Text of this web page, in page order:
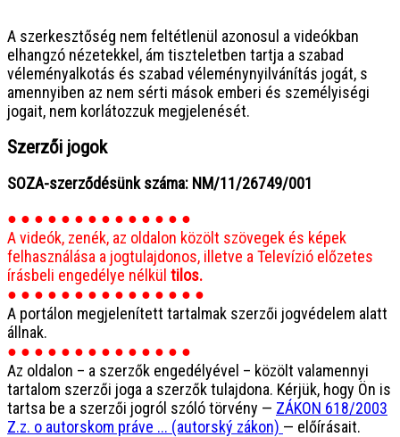
A szerkesztőség nem feltétlenül azonosul a videókban
elhangzó nézetekkel, ám tiszteletben tartja a szabad
véleményalkotás és szabad véleménynyilvánítás jogát, s
amennyiben az nem sérti mások emberi és személyiségi
jogait, nem korlátozzuk megjelenését.
Szerzői jogok
SOZA-szerződésünk száma: NM/11/26749/001
● ● ● ● ● ● ● ● ● ● ● ● ● ●
A videók, zenék, az oldalon közölt szövegek és képek
felhasználása a jogtulajdonos, illetve a Televízió előzetes
írásbeli engedélye nélkül tilos.
● ● ● ● ● ● ● ● ● ● ● ● ● ● ●
A portálon megjelenített tartalmak szerzői jogvédelem alatt
állnak.
● ● ● ● ● ● ● ● ● ● ● ● ● ●
Az oldalon – a szerzők engedélyével – közölt valamennyi
tartalom szerzői joga a szerzők tulajdona. Kérjük, hogy Ön is
tartsa be a szerzői jogról szóló törvény — ZÁKON 618/2003
Z.z. o autorskom práve ... (autorský zákon) — előírásait.